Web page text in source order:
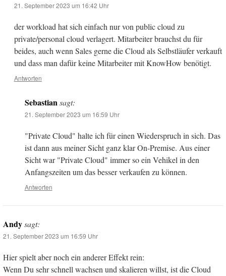
21. September 2023 um 16:42 Uhr
der workload hat sich einfach nur von public cloud zu
private/personal cloud verlagert. Mitarbeiter brauchst du für
beides, auch wenn Sales gerne die Cloud als Selbstläufer verkauft
und dass man dafür keine Mitarbeiter mit KnowHow benötigt.
Antworten
Sebastian sagt:
21. September 2023 um 16:59 Uhr
"Private Cloud" halte ich für einen Wiederspruch in sich. Das
ist dann aus meiner Sicht ganz klar On-Premise. Aus einer
Sicht war "Private Cloud" immer so ein Vehikel in den
Anfangszeiten um das besser verkaufen zu können.
Antworten
Andysagt:
21. September 2023 um 16:59 Uhr
Hier spielt aber noch ein anderer Effekt rein:
Wenn Du sehr schnell wachsen und skalieren willst, ist die Cloud